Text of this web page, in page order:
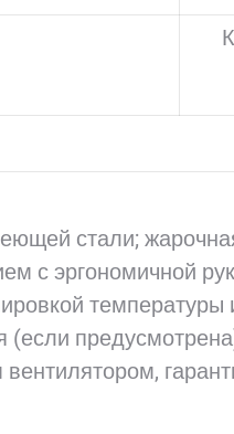
стали;
с эргономичной
(если